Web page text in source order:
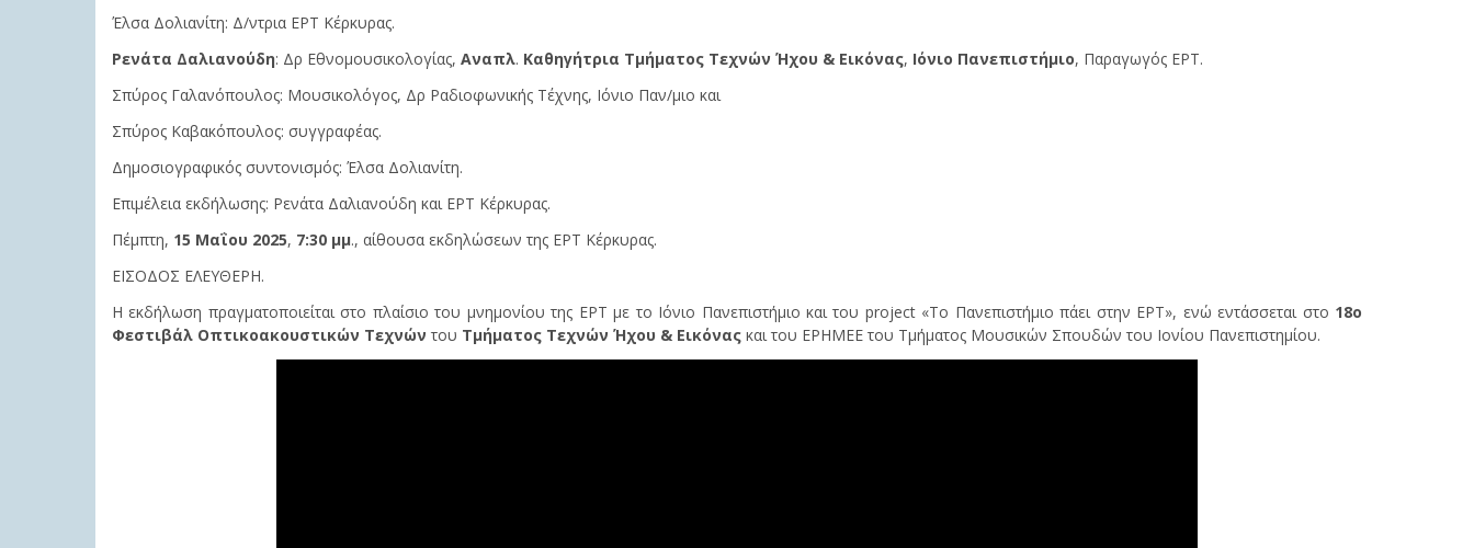
Έλσα Δολιανίτη: Δ/ντρια ΕΡΤ Κέρκυρας.
Ρενάτα Δαλιανούδη: Δρ Εθνομουσικολογίας, Αναπλ. Καθηγήτρια Τμήματος Τεχνών Ήχου & Εικόνας, Ιόνιο Πανεπιστήμιο, Παραγωγός ΕΡΤ.
Σπύρος Γαλανόπουλος: Μουσικολόγος, Δρ Ραδιοφωνικής Τέχνης, Ιόνιο Παν/μιο και
Σπύρος Καβακόπουλος: συγγραφέας.
Δημοσιογραφικός συντονισμός: Έλσα Δολιανίτη.
Επιμέλεια εκδήλωσης: Ρενάτα Δαλιανούδη και ΕΡΤ Κέρκυρας.
Πέμπτη, 15 Μαΐου 2025, 7:30 μμ., αίθουσα εκδηλώσεων της ΕΡΤ Κέρκυρας.
ΕΙΣΟΔΟΣ ΕΛΕΥΘΕΡΗ.
Η εκδήλωση πραγματοποιείται στο πλαίσιο του μνημονίου της ΕΡΤ με το Ιόνιο Πανεπιστήμιο και του project «Το Πανεπιστήμιο πάει στην ΕΡΤ», ενώ εντάσσεται στο 18ο
Φεστιβάλ Οπτικοακουστικών Τεχνών του Τμήματος Τεχνών Ήχου & Εικόνας και του ΕΡΗΜΕΕ του Τμήματος Μουσικών Σπουδών του Ιονίου Πανεπιστημίου.